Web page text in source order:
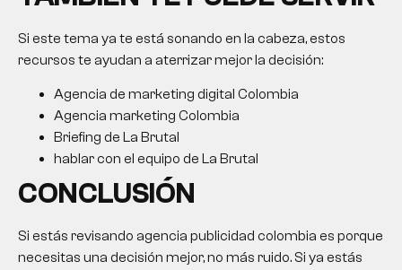
Si este tema ya te está sonando en la cabeza, estos
recursos te ayudan a aterrizar mejor la decisión:
Agencia de marketing digital Colombia
Agencia marketing Colombia
Briefing de La Brutal
hablar con el equipo de La Brutal
CONCLUSIÓN
Si estás revisando agencia publicidad colombia es porque
necesitas una decisión mejor, no más ruido. Si ya estás